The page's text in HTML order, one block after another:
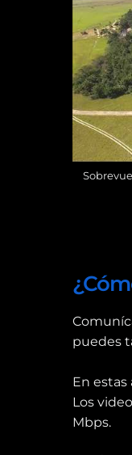
puedes
En
Los
Mbps.